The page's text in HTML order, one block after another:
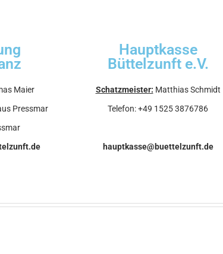
Maier
Pressmar
Hauptkasse
Büttelzunft e.V.
Schatzmeister: Matthias Schmidt
Telefon: +49 1525 3876786
hauptkasse@buettelzunft.de